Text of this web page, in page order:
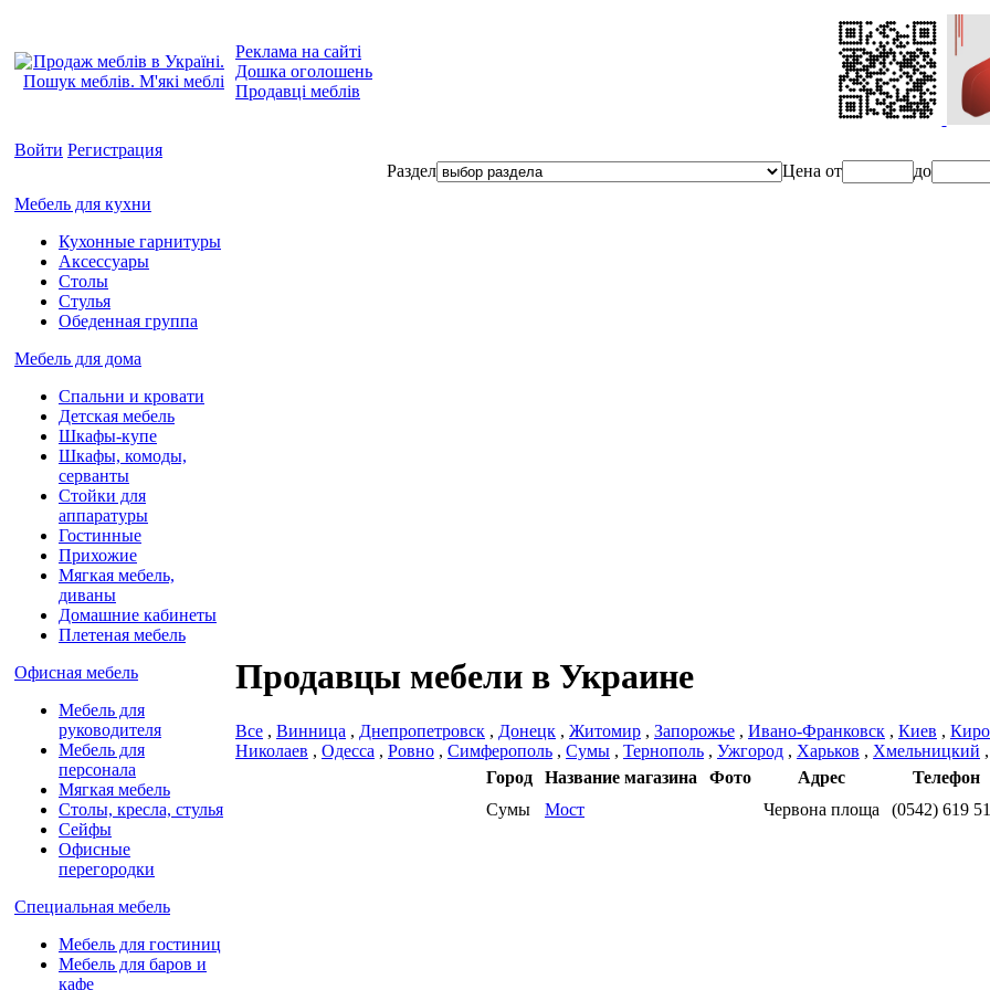
Реклама на сайті
Дошка оголошень
Продавці меблів
Войти Регистрация
Раздел
Ценa от
до
Мебель для кухни
Кухонные гарнитуры
Аксессуары
Столы
Стулья
Обеденная группа
Мебель для дома
Спальни и кровати
Детская мебель
Шкафы-купе
Шкафы, комоды,
серванты
Стойки для
аппаратуры
Гостинные
Прихожие
Мягкая мебель,
диваны
Домашние кабинеты
Плетеная мебель
Офисная мебель
Мебель для
руководителя
Мебель для
персонала
Мягкая мебель
Столы, кресла, стулья
Сейфы
Офисные
перегородки
Специальная мебель
Мебель для гостиниц
Мебель для баров и
кафе
Продавцы мебели в Украине
Все , Винница , Днепропетровск , Донецк , Житомир , Запорожье , Ивано-Франковск , Киев ,
Николаев , Одесса , Ровно , Симферополь , Сумы , Тернополь , Ужгород , Харьков , Хмельницкий
Город
Название магазина Фото Адрес
Телефон
Сумы
Мост Червона площа (0542) 619